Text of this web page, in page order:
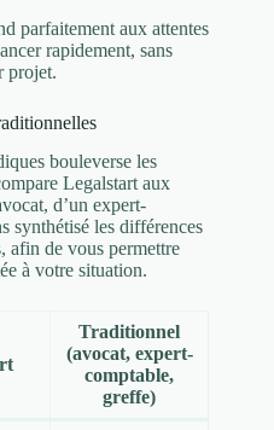
parfaitement aux attentes
rapidement, sans
projet.
bouleverse les
Legalstart aux
d’un expert-
synthétisé les différences
afin de vous permettre
à votre situation.
Traditionnel
(avocat, expert-
comptable,
greffe)